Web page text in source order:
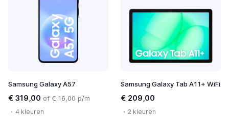
Samsung Galaxy A57
€ 319,00 of € 16,00 p/m
4 kleuren
Samsung Galaxy Tab A11+ WiFi
€ 209,00
2 kleuren